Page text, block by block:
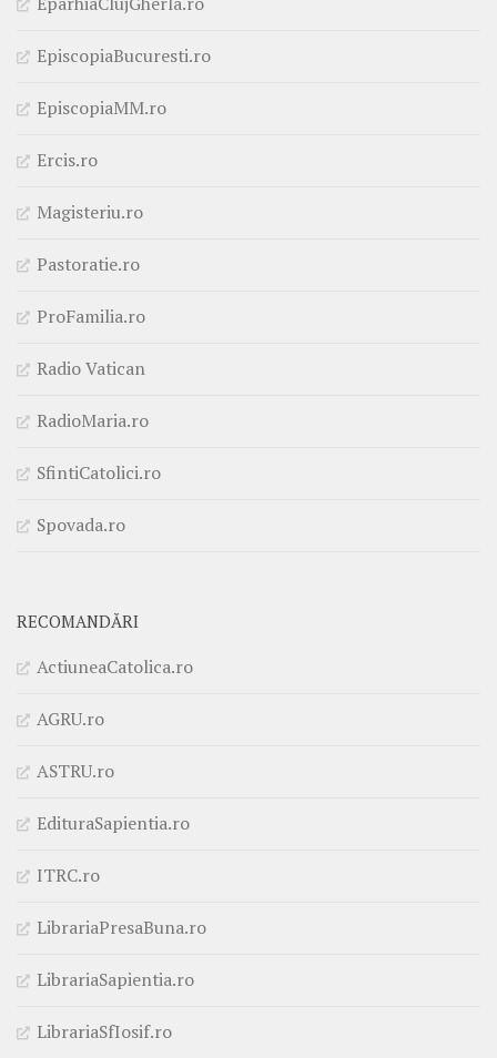
EpiscopiaBucuresti.ro
EpiscopiaMM.ro
Ercis.ro
Magisteriu.ro
Pastoratie.ro
ProFamilia.ro
Radio Vatican
RadioMaria.ro
SfintiCatolici.ro
Spovada.ro
RECOMANDĂRI
ActiuneaCatolica.ro
AGRU.ro
ASTRU.ro
EdituraSapientia.ro
ITRC.ro
LibrariaPresaBuna.ro
LibrariaSapientia.ro
LibrariaSfIosif.ro